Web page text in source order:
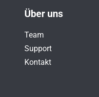
Über uns
Team
Support
Kontakt